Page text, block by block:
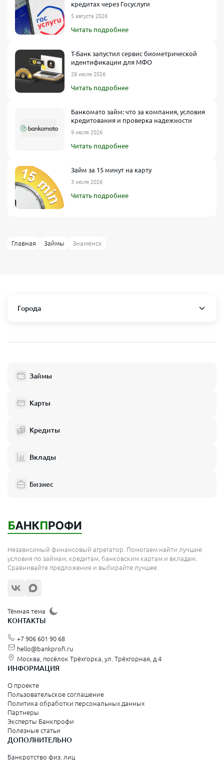
кредитах через Госуслуги
5 августа 2026
Читать подробнее
Т-Банк запустил сервис биометрической
идентификации для МФО
28 июля 2026
Читать подробнее
Банкомато займ: что за компания, условия
кредитования и проверка надежности
9 июля 2026
Читать подробнее
Займ за 15 минут на карту
3 июля 2026
Читать подробнее
Главная Займы Знаменск
Города
Харабали
Микрозаймы в других городах России
Абинск
Агрыз
Аксай
Алейск
Александров
Александровск
Александровск-Сахалинский
Алексеевка
Алешки
Алзамай
Амурск
Анадырь
Апрелевка
Арамиль
Аргун
Ардатов
Аркадак
Арсеньев
Артемовск
Асино
Аша
Бабаево
Бабушкин
Баксан
Займы
Карты
Кредиты
Вклады
Бизнес
Независимый финансовый агрегатор. Помогаем найти лучшие
условия по займам, кредитам, банковским картам и вкладам.
Сравнивайте предложения и выбирайте лучшее.
Тёмная тема
КОНТАКТЫ
+7 906 601 90 68
hello@bankprofi.ru
Москва, посёлок Трёхгорка, ул. Трёхгорная, д.4
ИНФОРМАЦИЯ
О проекте
Пользовательское соглашение
Политика обработки персональных данных
Партнеры
Эксперты Банкпрофи
Полезные статьи
ДОПОЛНИТЕЛЬНО
Банкротство физ. лиц